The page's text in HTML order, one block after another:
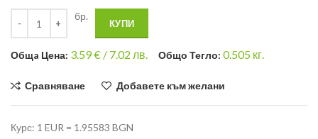
бр.
КУПИ
Общa Цена: 3.59€ / 7.02 лв. Общо Тегло: 0.505 кг.
Сравняване Добавете към желани
Курс: 1 EUR = 1.95583 BGN